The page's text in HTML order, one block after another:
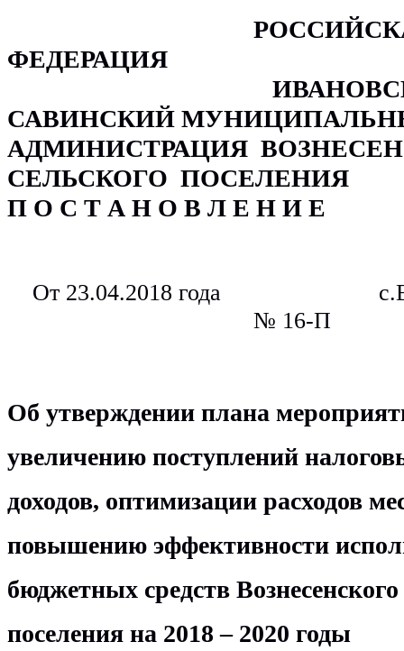
ФЕДЕРАЦИЯ
ИВАНОВСКАЯ
САВИНСКИЙ
АДМИНИСТРАЦИЯ
СЕЛЬСКОГО  ПОСЕЛЕНИЯ
П О С Т А Н О В Л Е Н И Е
От 23.04.2018 года
№ 16-П
Об утверждении плана
увеличению поступлений
доходов, оптимизации расходов
повышению эффективности
бюджетных средств Вознесенского
поселения на 2018 – 2020 годы